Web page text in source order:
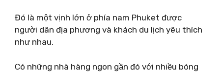
Đó là một vịnh lớn ở phía nam Phuket được
người dân địa phương và khách du lịch yêu thích
như nhau.
Có những nhà hàng ngon gần đó với nhiều bóng